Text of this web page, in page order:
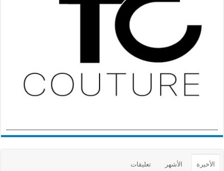
الأخيرة الأشهر تعليقات